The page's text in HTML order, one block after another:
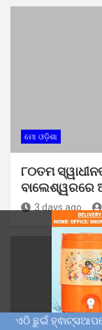
ମୋ ଓଡ଼ିଶା
୮୦ତମ
ବାଲେଶ୍ୱରରେ
3 days ago
ଏଠି ଛୁଇଁ